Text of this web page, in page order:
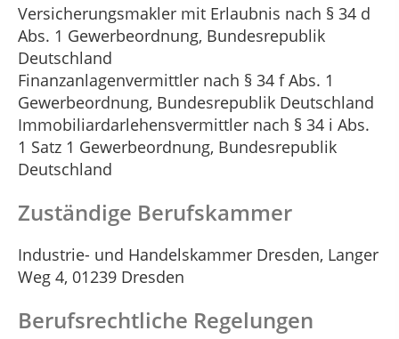
Versicherungsmakler mit Erlaubnis nach § 34 d
Abs. 1 Gewerbeordnung, Bundesrepublik
Deutschland
Finanzanlagenvermittler nach § 34 f Abs. 1
Gewerbeordnung, Bundesrepublik Deutschland
Immobiliardarlehensvermittler nach § 34 i Abs.
1 Satz 1 Gewerbeordnung, Bundesrepublik
Deutschland
Zuständige Berufskammer
Industrie- und Handelskammer Dresden, Langer
Weg 4, 01239 Dresden
Berufsrechtliche Regelungen